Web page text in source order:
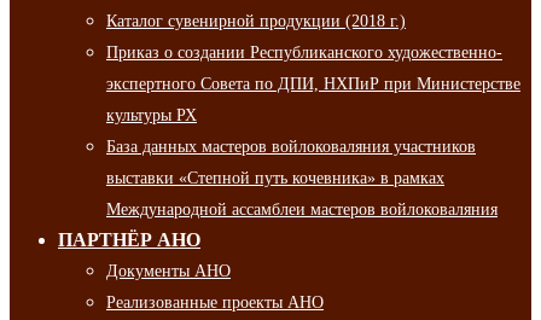
Каталог сувенирной продукции (2018 г.)
Приказ о создании Республиканского художественно-
экспертного Совета по ДПИ, НХПиР при Министерстве
культуры РХ
База данных мастеров войлоковаляния участников
выставки «Степной путь кочевника» в рамках
Международной ассамблеи мастеров войлоковаляния
ПАРТНЁР АНО
Документы АНО
Реализованные проекты АНО